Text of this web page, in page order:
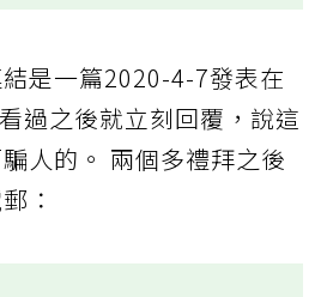
是一篇2020-4-7發表在
過之後就立刻回覆，說這
人的。 兩個多禮拜之後
：